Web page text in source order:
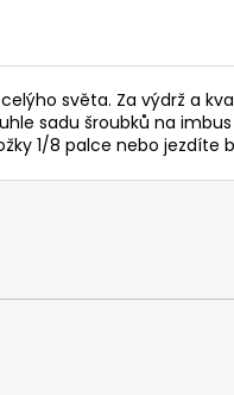
světa. Za výdrž a
sadu šroubků na imbus
1/8 palce nebo jezdíte